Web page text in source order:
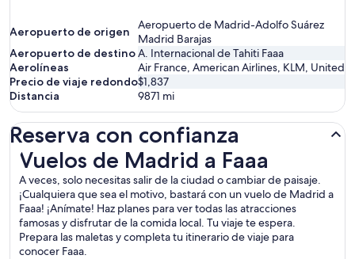
Aeropuerto de origen
Aeropuerto de Madrid-Adolfo Suárez
Madrid Barajas
Aeropuerto de destinoA. Internacional de Tahiti Faaa
Aerolíneas
Air France, American Airlines, KLM, United
Precio de viaje redondo$1,837
Distancia
9871 mi
Reserva con confianza
Vuelos de Madrid a Faaa
A veces, solo necesitas salir de la ciudad o cambiar de paisaje.
¡Cualquiera que sea el motivo, bastará con un vuelo de Madrid a
Faaa! ¡Anímate! Haz planes para ver todas las atracciones
famosas y disfrutar de la comida local. Tu viaje te espera.
Prepara las maletas y completa tu itinerario de viaje para
conocer Faaa.
Vuelos de Madrid a Faaa